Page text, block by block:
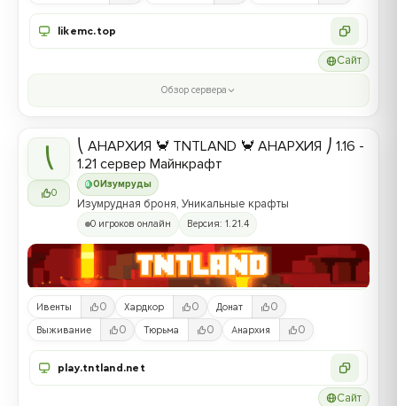
likemc.top
Сайт
Обзор сервера
⎝
0
0 Изумруды
⎝ АНАРХИЯ 🦀 TNTLAND 🦀 АНАРХИЯ ⎠ 1.16 -
1.21 сервер Майнкрафт
Изумрудная броня, Уникальные крафты
0 игроков онлайн Версия: 1.21.4
Ивенты 0 Хардкор 0 Донат 0
Выживание 0 Тюрьма 0 Анархия 0
play.tntland.net
Сайт